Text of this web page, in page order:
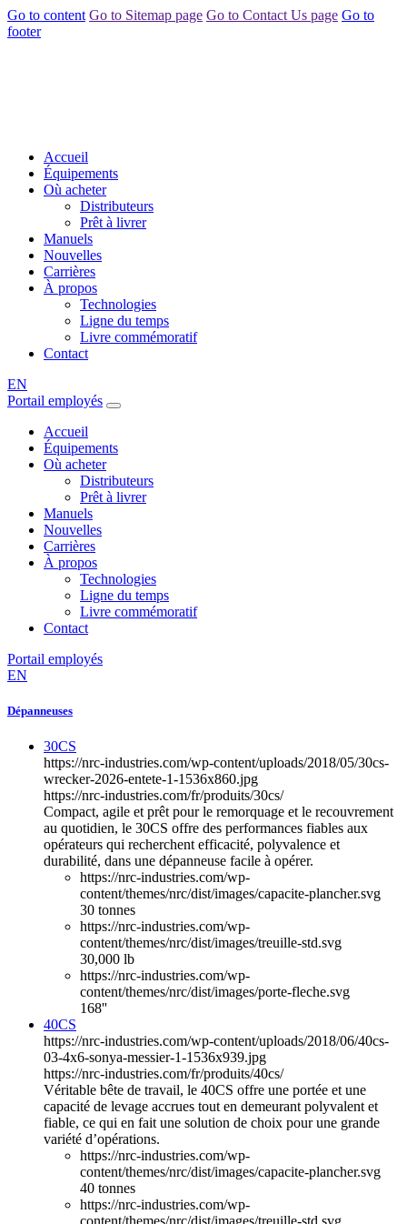
Go to content Go to Sitemap page Go to Contact Us page Go to
footer
Accueil
Équipements
Où acheter
Distributeurs
Prêt à livrer
Manuels
Nouvelles
Carrières
À propos
Technologies
Ligne du temps
Livre commémoratif
Contact
EN
Portail employés
Accueil
Équipements
Où acheter
Distributeurs
Prêt à livrer
Manuels
Nouvelles
Carrières
À propos
Technologies
Ligne du temps
Livre commémoratif
Contact
Portail employés
EN
Dépanneuses
30CS
https://nrc-industries.com/wp-content/uploads/2018/05/30cs-
wrecker-2026-entete-1-1536x860.jpg
https://nrc-industries.com/fr/produits/30cs/
Compact, agile et prêt pour le remorquage et le recouvrement
au quotidien, le 30CS offre des performances fiables aux
opérateurs qui recherchent efficacité, polyvalence et
durabilité, dans une dépanneuse facile à opérer.
https://nrc-industries.com/wp-
content/themes/nrc/dist/images/capacite-plancher.svg
30 tonnes
https://nrc-industries.com/wp-
content/themes/nrc/dist/images/treuille-std.svg
30,000 lb
https://nrc-industries.com/wp-
content/themes/nrc/dist/images/porte-fleche.svg
168''
40CS
https://nrc-industries.com/wp-content/uploads/2018/06/40cs-
03-4x6-sonya-messier-1-1536x939.jpg
https://nrc-industries.com/fr/produits/40cs/
Véritable bête de travail, le 40CS offre une portée et une
capacité de levage accrues tout en demeurant polyvalent et
fiable, ce qui en fait une solution de choix pour une grande
variété d’opérations.
https://nrc-industries.com/wp-
content/themes/nrc/dist/images/capacite-plancher.svg
40 tonnes
https://nrc-industries.com/wp-